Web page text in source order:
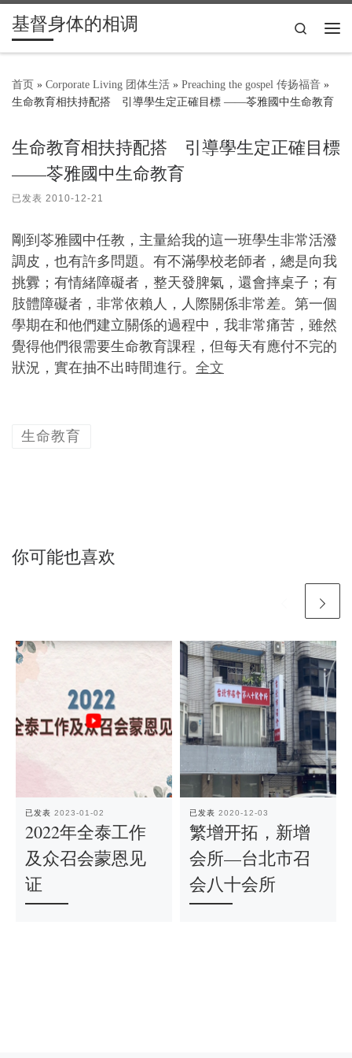
Skip to content
基督身体的相调
Search
首页 » Corporate Living 团体生活 » Preaching the gospel 传扬福音 »
生命教育相扶持配搭 引導學生定正確目標 ——苓雅國中生命教育
生命教育相扶持配搭 引導學生定正確目標
——苓雅國中生命教育
已发表 2010-12-21
剛到苓雅國中任教，主量給我的這一班學生非常活潑
調皮，也有許多問題。有不滿學校老師者，總是向我
挑釁；有情緒障礙者，整天發脾氣，還會摔桌子；有
肢體障礙者，非常依賴人，人際關係非常差。第一個
學期在和他們建立關係的過程中，我非常痛苦，雖然
覺得他們很需要生命教育課程，但每天有應付不完的
狀況，實在抽不出時間進行。 全文
生命教育
你可能也喜欢
已发表 2023-01-02
2022年全泰工作
及众召会蒙恩见
证
已发表 2020-12-03
繁增开拓，新增
会所—台北市召
会八十会所